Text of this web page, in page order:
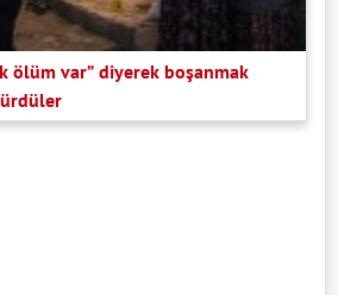
ölüm var” diyerek boşanmak